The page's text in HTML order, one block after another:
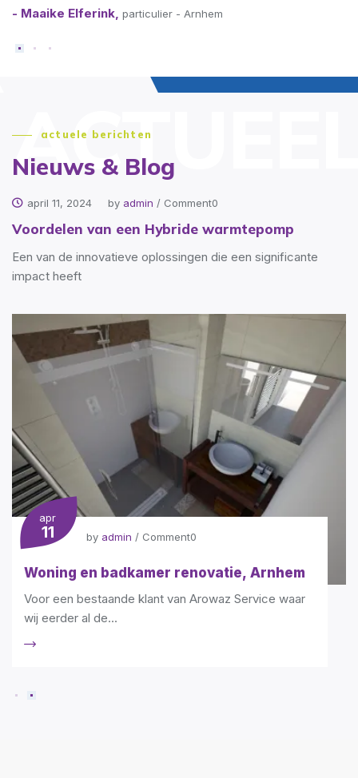
actuele berichten
Nieuws & Blog
april 11, 2024 by admin / Comment0
Voordelen van een Hybride warmtepomp
Een van de innovatieve oplossingen die een significante
impact heeft
apr
11 by admin / Comment0
Woning en badkamer renovatie, Arnhem
Voor een bestaande klant van Arowaz Service waar
wij eerder al de...